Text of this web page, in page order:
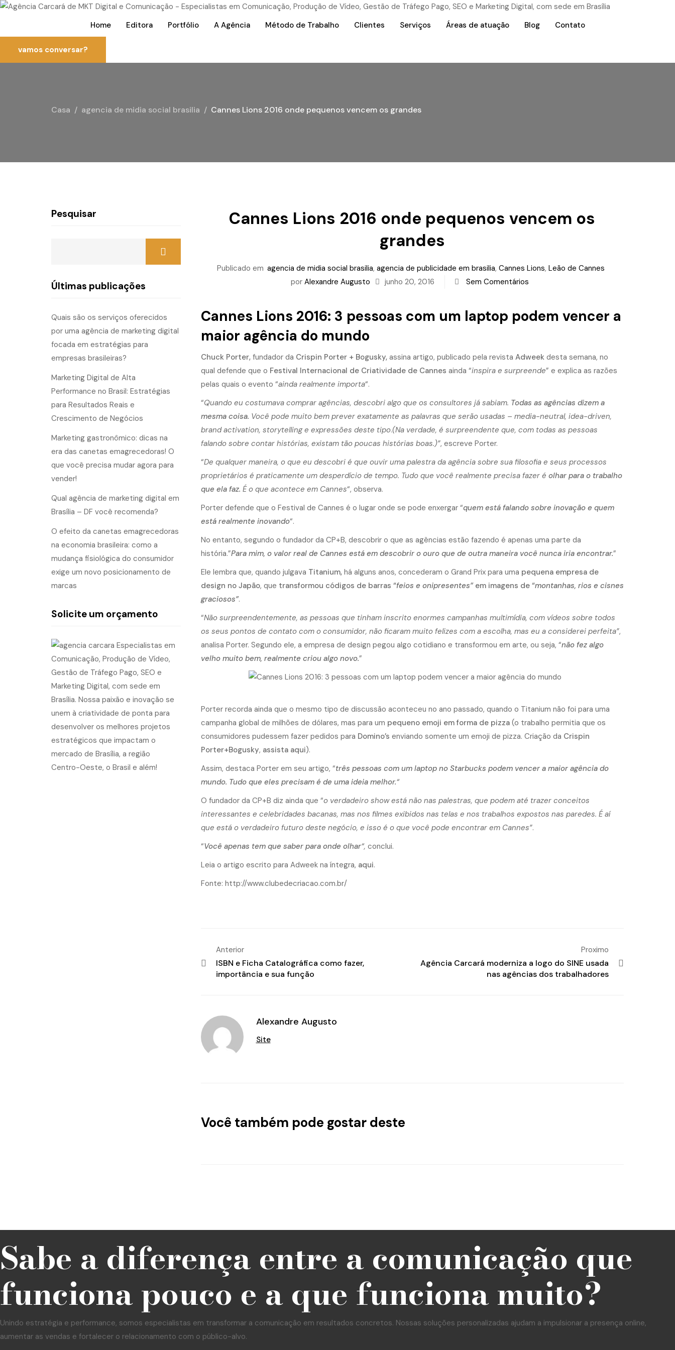
Home Editora Portfólio A Agência Método de Trabalho Clientes Serviços Áreas de atuação Blog Contato
vamos conversar?
Casa agencia de midia social brasilia Cannes Lions 2016 onde pequenos vencem os grandes
Cannes Lions 2016 onde pequenos vencem os
grandes
Publicado em agencia de midia social brasilia, agencia de publicidade em brasilia, Cannes Lions, Leão de Cannes
por Alexandre Augusto junho 20, 2016 Sem Comentários
Cannes Lions 2016: 3 pessoas com um laptop podem vencer a
maior agência do mundo
Chuck Porter,fundador da Crispin Porter + Bogusky, assina artigo, publicado pela revista Adweek desta semana, no
qual defende que o Festival Internacional de Criatividade de Cannes ainda “inspira e surpreende” e explica as razões
pelas quais o evento “ainda realmente importa“.
“Quando eu costumava comprar agências, descobri algo que os consultores já sabiam. Todas as agências dizem a
mesma coisa. Você pode muito bem prever exatamente as palavras que serão usadas – media-neutral, idea-driven,
brand activation, storytelling e expressões deste tipo.(Na verdade, é surpreendente que, com todas as pessoas
falando sobre contar histórias, existam tão poucas histórias boas.)”, escreve Porter.
“De qualquer maneira, o que eu descobri é que ouvir uma palestra da agência sobre sua filosofia e seus processos
proprietários é praticamente um desperdício de tempo. Tudo que você realmente precisa fazer é olhar para o trabalho
que ela faz. É o que acontece em Cannes“, observa.
Porter defende que o Festival de Cannes é o lugar onde se pode enxergar “quem está falando sobre inovação e quem
está realmente inovando“.
No entanto, segundo o fundador da CP+B, descobrir o que as agências estão fazendo é apenas uma parte da
história.”Para mim, o valor real de Cannes está em descobrir o ouro que de outra maneira você nunca iria encontrar.”
Ele lembra que, quando julgava Titanium,há alguns anos, concederam o Grand Prix para uma pequena empresa de
design no Japão, que transformou códigos de barras “feios e onipresentes”em imagens de “montanhas, rios e cisnes
graciosos”.
“Não surpreendentemente, as pessoas que tinham inscrito enormes campanhas multimídia, com vídeos sobre todos
os seus pontos de contato com o consumidor, não ficaram muito felizes com a escolha, mas eu a considerei perfeita”,
analisa Porter. Segundo ele, a empresa de design pegou algo cotidiano e transformou em arte, ou seja, “não fez algo
velho muito bem, realmente criou algo novo.”
Porter recorda ainda que o mesmo tipo de discussão aconteceu no ano passado, quando o Titanium não foi para uma
campanha global de milhões de dólares, mas para um pequeno emoji em forma de pizza (o trabalho permitia que os
consumidores pudessem fazer pedidos para Domino’s enviando somente um emoji de pizza. Criação da Crispin
Porter+Bogusky, assista aqui).
Assim, destaca Porter em seu artigo, “três pessoas com um laptop no Starbucks podem vencer a maior agência do
mundo. Tudo que eles precisam é de uma ideia melhor.“
O fundador da CP+B diz ainda que “o verdadeiro show está não nas palestras, que podem até trazer conceitos
interessantes e celebridades bacanas, mas nos filmes exibidos nas telas e nos trabalhos expostos nas paredes. É aí
que está o verdadeiro futuro deste negócio, e isso é o que você pode encontrar em Cannes”.
“Você apenas tem que saber para onde olhar“, conclui.
Leia o artigo escrito para Adweek na íntegra, aqui.
Fonte: http://www.clubedecriacao.com.br/
Anterior
ISBN e Ficha Catalográfica como fazer,
importância e sua função
Proximo
Agência Carcará moderniza a logo do SINE usada
nas agências dos trabalhadores
Alexandre Augusto
Site
Você também pode gostar deste
Pesquisar
Últimas publicações
Quais são os serviços oferecidos
por uma agência de marketing digital
focada em estratégias para
empresas brasileiras?
Marketing Digital de Alta
Performance no Brasil: Estratégias
para Resultados Reais e
Crescimento de Negócios
Marketing gastronômico: dicas na
era das canetas emagrecedoras! O
que você precisa mudar agora para
vender!
Qual agência de marketing digital em
Brasília – DF você recomenda?
O efeito da canetas emagrecedoras
na economia brasileira: como a
mudança fisiológica do consumidor
exige um novo posicionamento de
marcas
Solicite um orçamento
Sabe a diferença entre a comunicação que
funciona pouco e a que funciona muito?
Unindo estratégia e performance, somos especialistas em transformar a comunicação em resultados concretos. Nossas soluções personalizadas ajudam a impulsionar a presença online,
aumentar as vendas e fortalecer o relacionamento com o público-alvo.